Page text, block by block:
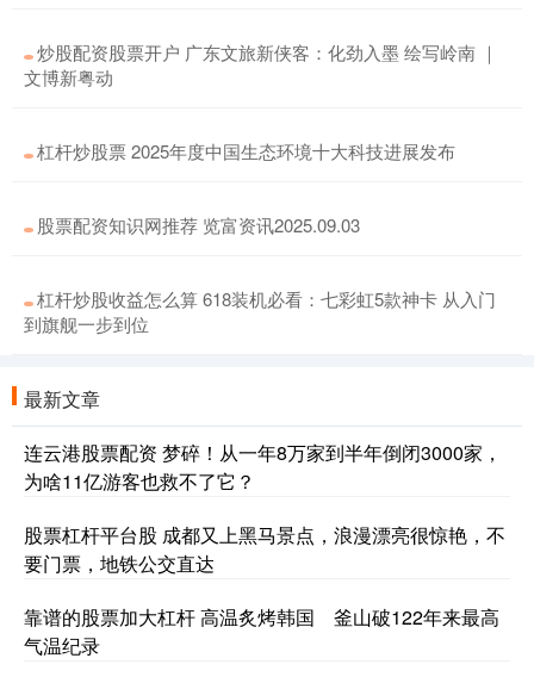
炒股配资股票开户 广东文旅新侠客：化劲入墨 绘写岭南 ｜
文博新粤动
杠杆炒股票 2025年度中国生态环境十大科技进展发布
股票配资知识网推荐 览富资讯2025.09.03
杠杆炒股收益怎么算 618装机必看：七彩虹5款神卡 从入门
到旗舰一步到位
最新文章
连云港股票配资 梦碎！从一年8万家到半年倒闭3000家，
为啥11亿游客也救不了它？
股票杠杆平台股 成都又上黑马景点，浪漫漂亮很惊艳，不
要门票，地铁公交直达
靠谱的股票加大杠杆 高温炙烤韩国 釜山破122年来最高
气温纪录